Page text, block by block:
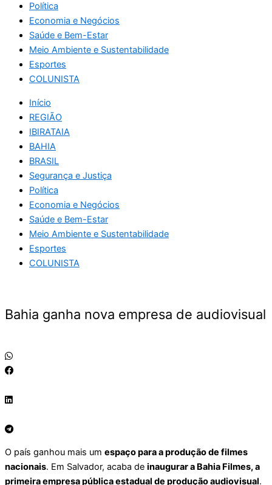
Política
Economia e Negócios
Saúde e Bem-Estar
Meio Ambiente e Sustentabilidade
Esportes
COLUNISTA
Início
REGIÃO
IBIRATAIA
BAHIA
BRASIL
Segurança e Justiça
Política
Economia e Negócios
Saúde e Bem-Estar
Meio Ambiente e Sustentabilidade
Esportes
COLUNISTA
Bahia ganha nova empresa de audiovisual
O país ganhou mais um espaço para a produção de filmes
nacionais. Em Salvador, acaba de inaugurar a Bahia Filmes, a
primeira empresa pública estadual de produção audiovisual.